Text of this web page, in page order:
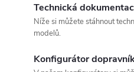
Technická
Níže si můžete stáhnout
modelů.
Konfigurátor